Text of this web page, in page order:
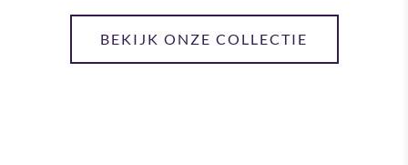
BEKIJK ONZE COLLECTIE